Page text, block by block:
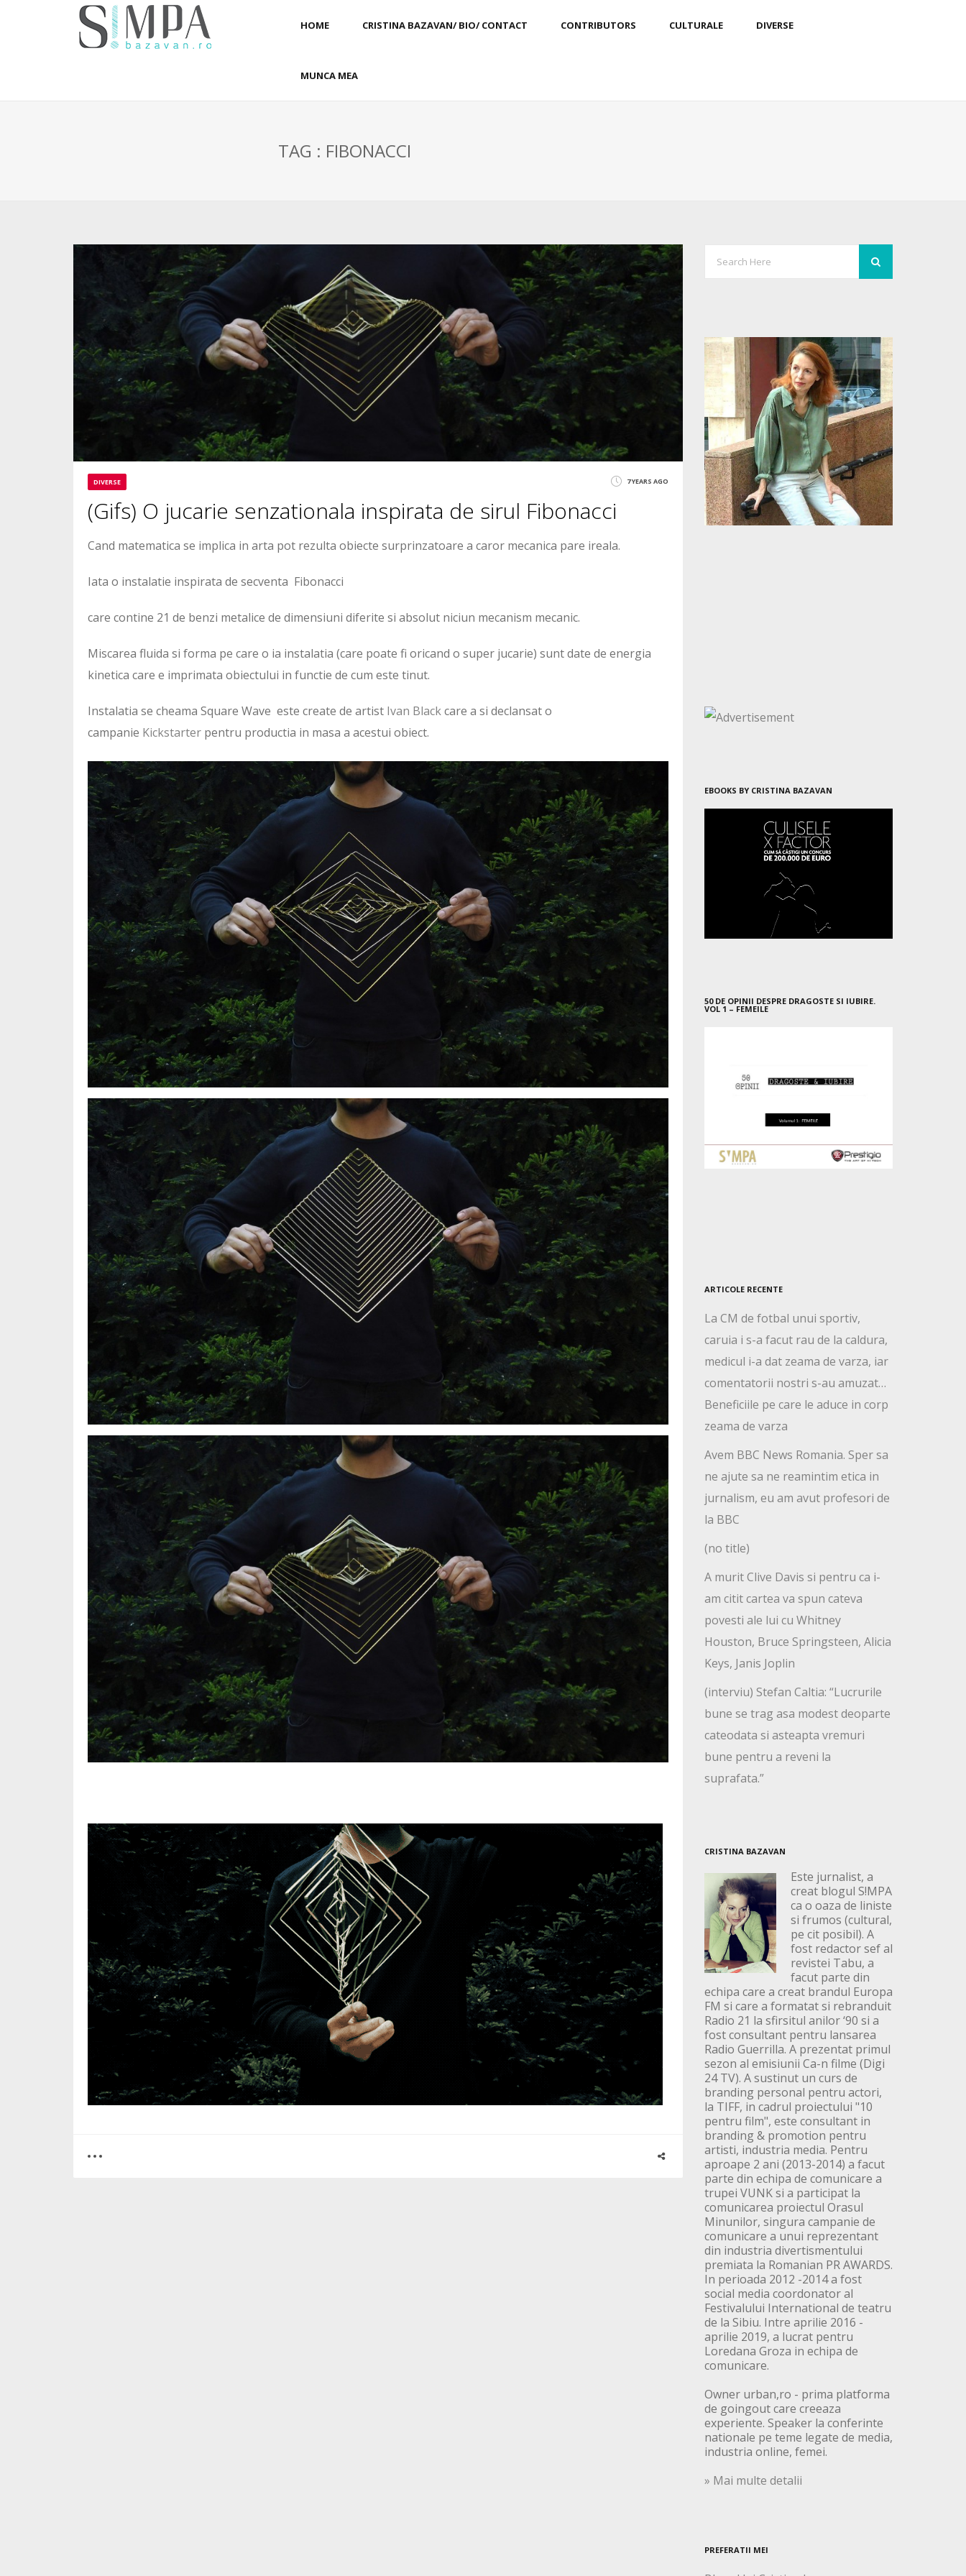
HOME CRISTINA BAZAVAN/ BIO/ CONTACT CONTRIBUTORS CULTURALE DIVERSE
MUNCA MEA
TAG : FIBONACCI
DIVERSE 7 YEARS AGO
(Gifs) O jucarie senzationala inspirata de sirul Fibonacci
Cand matematica se implica in arta pot rezulta obiecte surprinzatoare a caror mecanica pare ireala.
Iata o instalatie inspirata de secventa Fibonacci
care contine 21 de benzi metalice de dimensiuni diferite si absolut niciun mecanism mecanic.
Miscarea fluida si forma pe care o ia instalatia (care poate fi oricand o super jucarie) sunt date de energia
kinetica care e imprimata obiectului in functie de cum este tinut.
Instalatia se cheama Square Wave este create de artist Ivan Blackcare a si declansat o
campanie Kickstarter pentru productia in masa a acestui obiect.
EBOOKS BY CRISTINA BAZAVAN
50 DE OPINII DESPRE DRAGOSTE SI IUBIRE.
VOL 1 – FEMEILE
ARTICOLE RECENTE
La CM de fotbal unui sportiv,
caruia i s-a facut rau de la caldura,
medicul i-a dat zeama de varza, iar
comentatorii nostri s-au amuzat…
Beneficiile pe care le aduce in corp
zeama de varza
Avem BBC News Romania. Sper sa
ne ajute sa ne reamintim etica in
jurnalism, eu am avut profesori de
la BBC
(no title)
A murit Clive Davis si pentru ca i-
am citit cartea va spun cateva
povesti ale lui cu Whitney
Houston, Bruce Springsteen, Alicia
Keys, Janis Joplin
(interviu) Stefan Caltia: “Lucrurile
bune se trag asa modest deoparte
cateodata si asteapta vremuri
bune pentru a reveni la
suprafata.”
CRISTINA BAZAVAN
Este jurnalist, a
creat blogul S!MPA
ca o oaza de liniste
si frumos (cultural,
pe cit posibil). A
fost redactor sef al
revistei Tabu, a
facut parte din
echipa care a creat brandul Europa
FM si care a formatat si rebranduit
Radio 21 la sfirsitul anilor ‘90 si a
fost consultant pentru lansarea
Radio Guerrilla. A prezentat primul
sezon al emisiunii Ca-n filme (Digi
24 TV). A sustinut un curs de
branding personal pentru actori,
la TIFF, in cadrul proiectului "10
pentru film", este consultant in
branding & promotion pentru
artisti, industria media. Pentru
aproape 2 ani (2013-2014) a facut
parte din echipa de comunicare a
trupei VUNK si a participat la
comunicarea proiectul Orasul
Minunilor, singura campanie de
comunicare a unui reprezentant
din industria divertismentului
premiata la Romanian PR AWARDS.
In perioada 2012 -2014 a fost
social media coordonator al
Festivalului International de teatru
de la Sibiu. Intre aprilie 2016 -
aprilie 2019, a lucrat pentru
Loredana Groza in echipa de
comunicare.
Owner urban,ro - prima platforma
de goingout care creeaza
experiente. Speaker la conferinte
nationale pe teme legate de media,
industria online, femei.
» Mai multe detalii
PREFERATII MEI